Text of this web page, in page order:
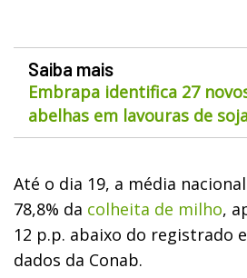
Saiba mais
Embrapa identifica 27
abelhas em lavouras de
Até o dia 19, a média
78,8% da colheita de milho,
12 p.p. abaixo do registrado
dados da Conab.